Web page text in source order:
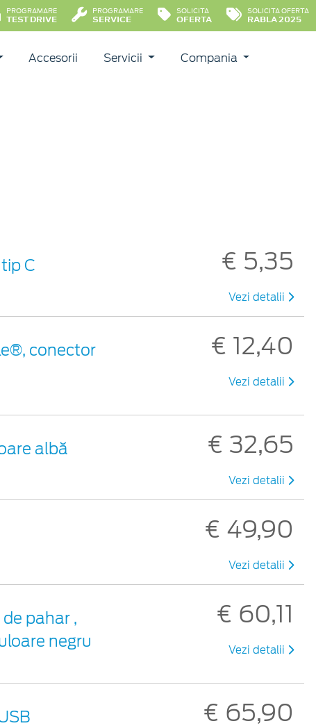
PROGRAMARE
TEST DRIVE
PROGRAMARE
SERVICE
SOLICITA
OFERTA
SOLICITA OFERTA
RABLA 2025
Accesorii Servicii Compania
C € 5,35
Vezi detalii
conector
€ 12,40
Vezi detalii
albă € 32,65
Vezi detalii
€ 49,90
Vezi detalii
pahar ,
negru
€ 60,11
Vezi detalii
€ 65,90